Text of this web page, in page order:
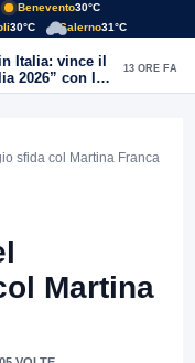
Benevento30°C
30°C Salerno31°C
Italia: vince il
2026” con la
del Sannio
13 ORE FA
sfida col Martina Franca
Martina